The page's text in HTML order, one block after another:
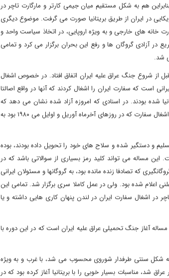
هم به شکل مستقیم میان جیمی کارتر و مارگارت تاچر در
در ایران از طریق بریتانیا صورت می گرفت. موضوع دیگری
خانه های خارجی و به ویژه اروپایی، در اتخاذ سیاست واحد و
در آزادی گروگان ها و رفع این بحران برگزار می کرد و تمامی
شد.
که در فاصله آغاز گروگانگیری و قبل از شروع جنگ عراق علیه ایران اتفاق افتاد. در خصوص اشغال
است که سفارت ایران را اشغال کردند که آنها در واقع اصالتا
شده بودند. در اسنادی که امروزه آزاد شده نشان می دهد که
بریتانیا از ابتدا از این مساله آگاه بوده اما عامدانه این خبر را به ایران نرسانده است. در طول دوران اشغال سفارت که در روزهای آخرماه آوریل و اوایل می ۱۹۸۰ بود به
و دستگیر شده و سلاح های خود را تحویل داده بودند، بوده
مساله می تواند کلید رمز بسیاری از سوالاتی باشد که در
که تصادفا زنده مانده بود، به گروگانها و مسئولان ایرانی
اعلام شده بود. ولی در عمل کاملا سری برگزار شد. تمامی این
در اشغال سفارت ایران در لندن پنهان کاری هایی داشته و یا
آغاز جنگ تحمیلی عراق علیه ایران است که در این دوره با
شکل سنتی طرفدار شوروی محسوب می شد، با غرب و به ویژه
مناسبات بسیار خوبی را با بریتانیا آغاز کرده بود که در